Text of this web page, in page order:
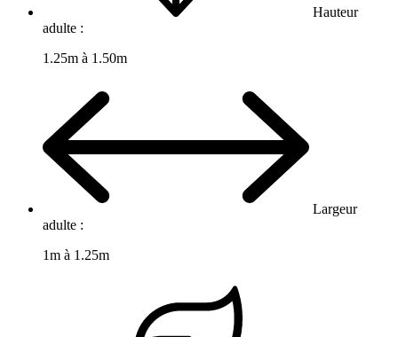
Hauteur
adulte :
1.25m à 1.50m
Largeur
adulte :
1m à 1.25m